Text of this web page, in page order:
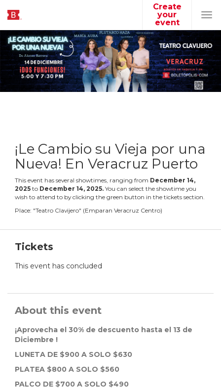
Create
your
event
¡Le Cambio su Vieja por una
Nueva! En Veracruz Puerto
This event has several showtimes, ranging from December 14,
2025 to December 14, 2025. You can select the showtime you
wish to attend to by clicking the green button in the tickets section.
Place: "Teatro Clavijero" (Emparan Veracruz Centro)
Tickets
This event has concluded
About this event
¡Aprovecha el 30% de descuento hasta el 13 de
Diciembre !
LUNETA DE $900 A SOLO $630
PLATEA $800 A SOLO $560
PALCO DE $700 A SOLO $490